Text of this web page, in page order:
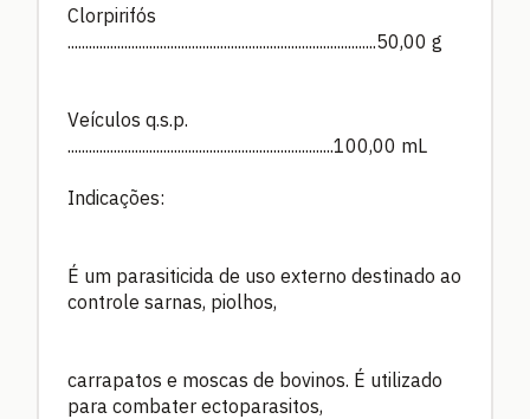
Clorpirifós
.......................................................................................50,00 g
Veículos q.s.p.
...........................................................................100,00 mL
Indicações:
É um parasiticida de uso externo destinado ao
controle sarnas, piolhos,
carrapatos e moscas de bovinos. É utilizado
para combater ectoparasitos,